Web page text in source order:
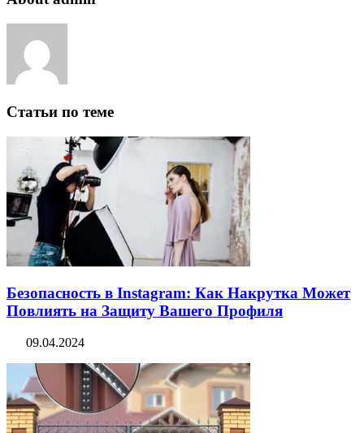
Статьи по теме
Безопасность в Instagram: Как Накрутка Может
Повлиять на Защиту Вашего Профиля
09.04.2024